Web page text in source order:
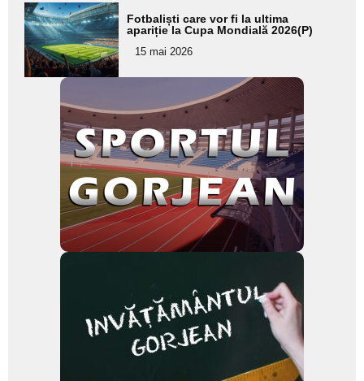
Adaugă
aici textul
pentru
subtitlu
Fotbaliști care vor fi la ultima
apariție la Cupa Mondială 2026(P)
15 mai 2026